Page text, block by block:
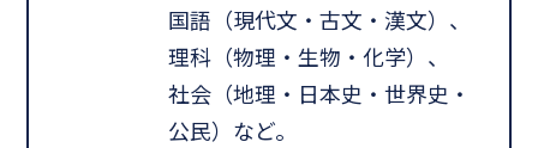
国語（現代文・古文・漢文）、
理科（物理・生物・化学）、
社会（地理・日本史・世界史・
公民）など。